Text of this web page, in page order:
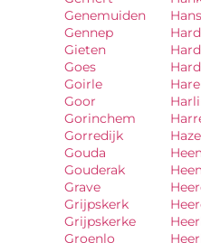
Genemuiden
Gennep
Gieten
Goes
Goirle
Goor
Gorinchem
Gorredijk
Gouda
Gouderak
Grave
Grijpskerk
Grijpskerke
Groenlo